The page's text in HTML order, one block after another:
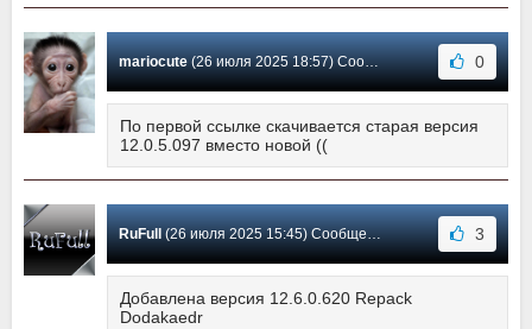
mariocute(26 июля 2025 18:57) Сообщение #3688 0
По первой ссылке скачивается старая версия
12.0.5.097 вместо новой ((
RuFull (26 июля 2025 15:45) Сообщение #3687 3
Добавлена версия 12.6.0.620 Repack
Dodakaedr